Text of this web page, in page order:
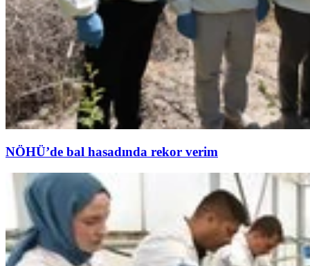
NÖHÜ’de bal hasadında rekor verim